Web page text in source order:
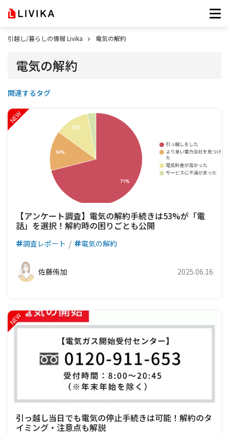
引越し/暮らしの情報 Livika 電気の解約
電気の解約
関連するタグ
【アンケート調査】電気の解約手続きは53%が「電
話」を選択！解約時の困りごとも公開
調査レポート 電気の解約
佐藤侑加 2025.06.16
引っ越し当日でも電気の停止手続きは可能！解約のタ
イミング・注意点も解説